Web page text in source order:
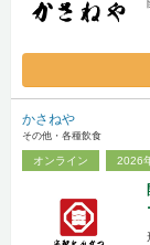
かさねや
その他・各種飲食
オンライン 2026